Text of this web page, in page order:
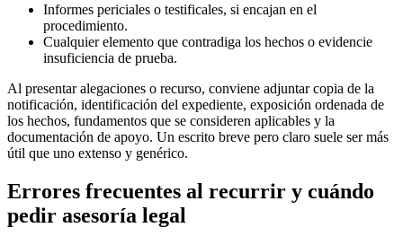
Informes periciales o testificales, si encajan en el
procedimiento.
Cualquier elemento que contradiga los hechos o evidencie
insuficiencia de prueba.
Al presentar alegaciones o recurso, conviene adjuntar copia de la
notificación, identificación del expediente, exposición ordenada de
los hechos, fundamentos que se consideren aplicables y la
documentación de apoyo. Un escrito breve pero claro suele ser más
útil que uno extenso y genérico.
Errores frecuentes al recurrir y cuándo
pedir asesoría legal